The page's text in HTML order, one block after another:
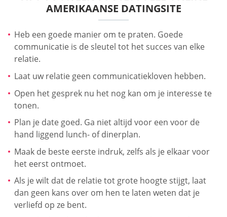
AMERIKAANSE DATINGSITE
Heb een goede manier om te praten. Goede
communicatie is de sleutel tot het succes van elke
relatie.
Laat uw relatie geen communicatiekloven hebben.
Open het gesprek nu het nog kan om je interesse te
tonen.
Plan je date goed. Ga niet altijd voor een voor de
hand liggend lunch- of dinerplan.
Maak de beste eerste indruk, zelfs als je elkaar voor
het eerst ontmoet.
Als je wilt dat de relatie tot grote hoogte stijgt, laat
dan geen kans over om hen te laten weten dat je
verliefd op ze bent.